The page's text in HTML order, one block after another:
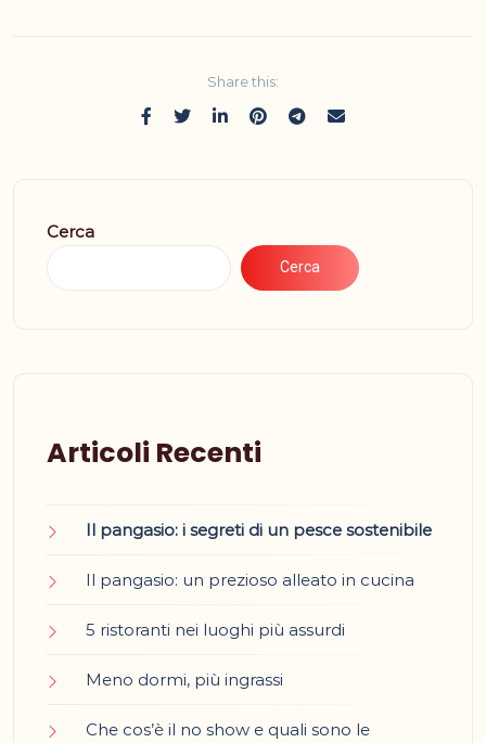
Share this:
Cerca
Cerca
Articoli Recenti
Il pangasio: i segreti di un pesce sostenibile
Il pangasio: un prezioso alleato in cucina
5 ristoranti nei luoghi più assurdi
Meno dormi, più ingrassi
Che cos’è il no show e quali sono le